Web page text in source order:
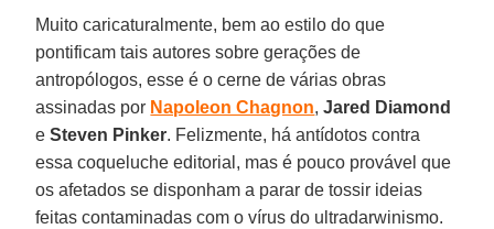
Muito caricaturalmente, bem ao estilo do que
pontificam tais autores sobre gerações de
antropólogos, esse é o cerne de várias obras
assinadas por Napoleon Chagnon, Jared Diamond
eSteven Pinker. Felizmente, há antídotos contra
essa coqueluche editorial, mas é pouco provável que
os afetados se disponham a parar de tossir ideias
feitas contaminadas com o vírus do ultradarwinismo.